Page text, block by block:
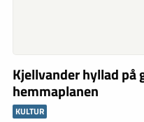
Kjellvander hyllad på
hemmaplanen
KULTUR